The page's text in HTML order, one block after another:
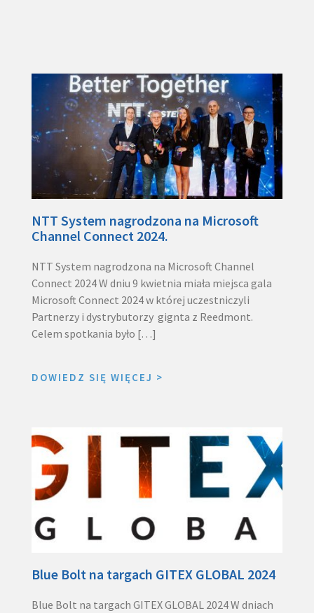
NTT System nagrodzona na Microsoft
Channel Connect 2024.
NTT System nagrodzona na Microsoft Channel
Connect 2024 W dniu 9 kwietnia miała miejsca gala
Microsoft Connect 2024 w której uczestniczyli
Partnerzy i dystrybutorzy gignta z Reedmont.
Celem spotkania było […]
DOWIEDZ SIĘ WIĘCEJ >
Blue Bolt na targach GITEX GLOBAL 2024
Blue Bolt na targach GITEX GLOBAL 2024 W dniach